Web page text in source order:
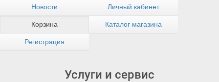
Новости Личный кабинет
Корзина Каталог магазина
Регистрация
Услуги и сервис